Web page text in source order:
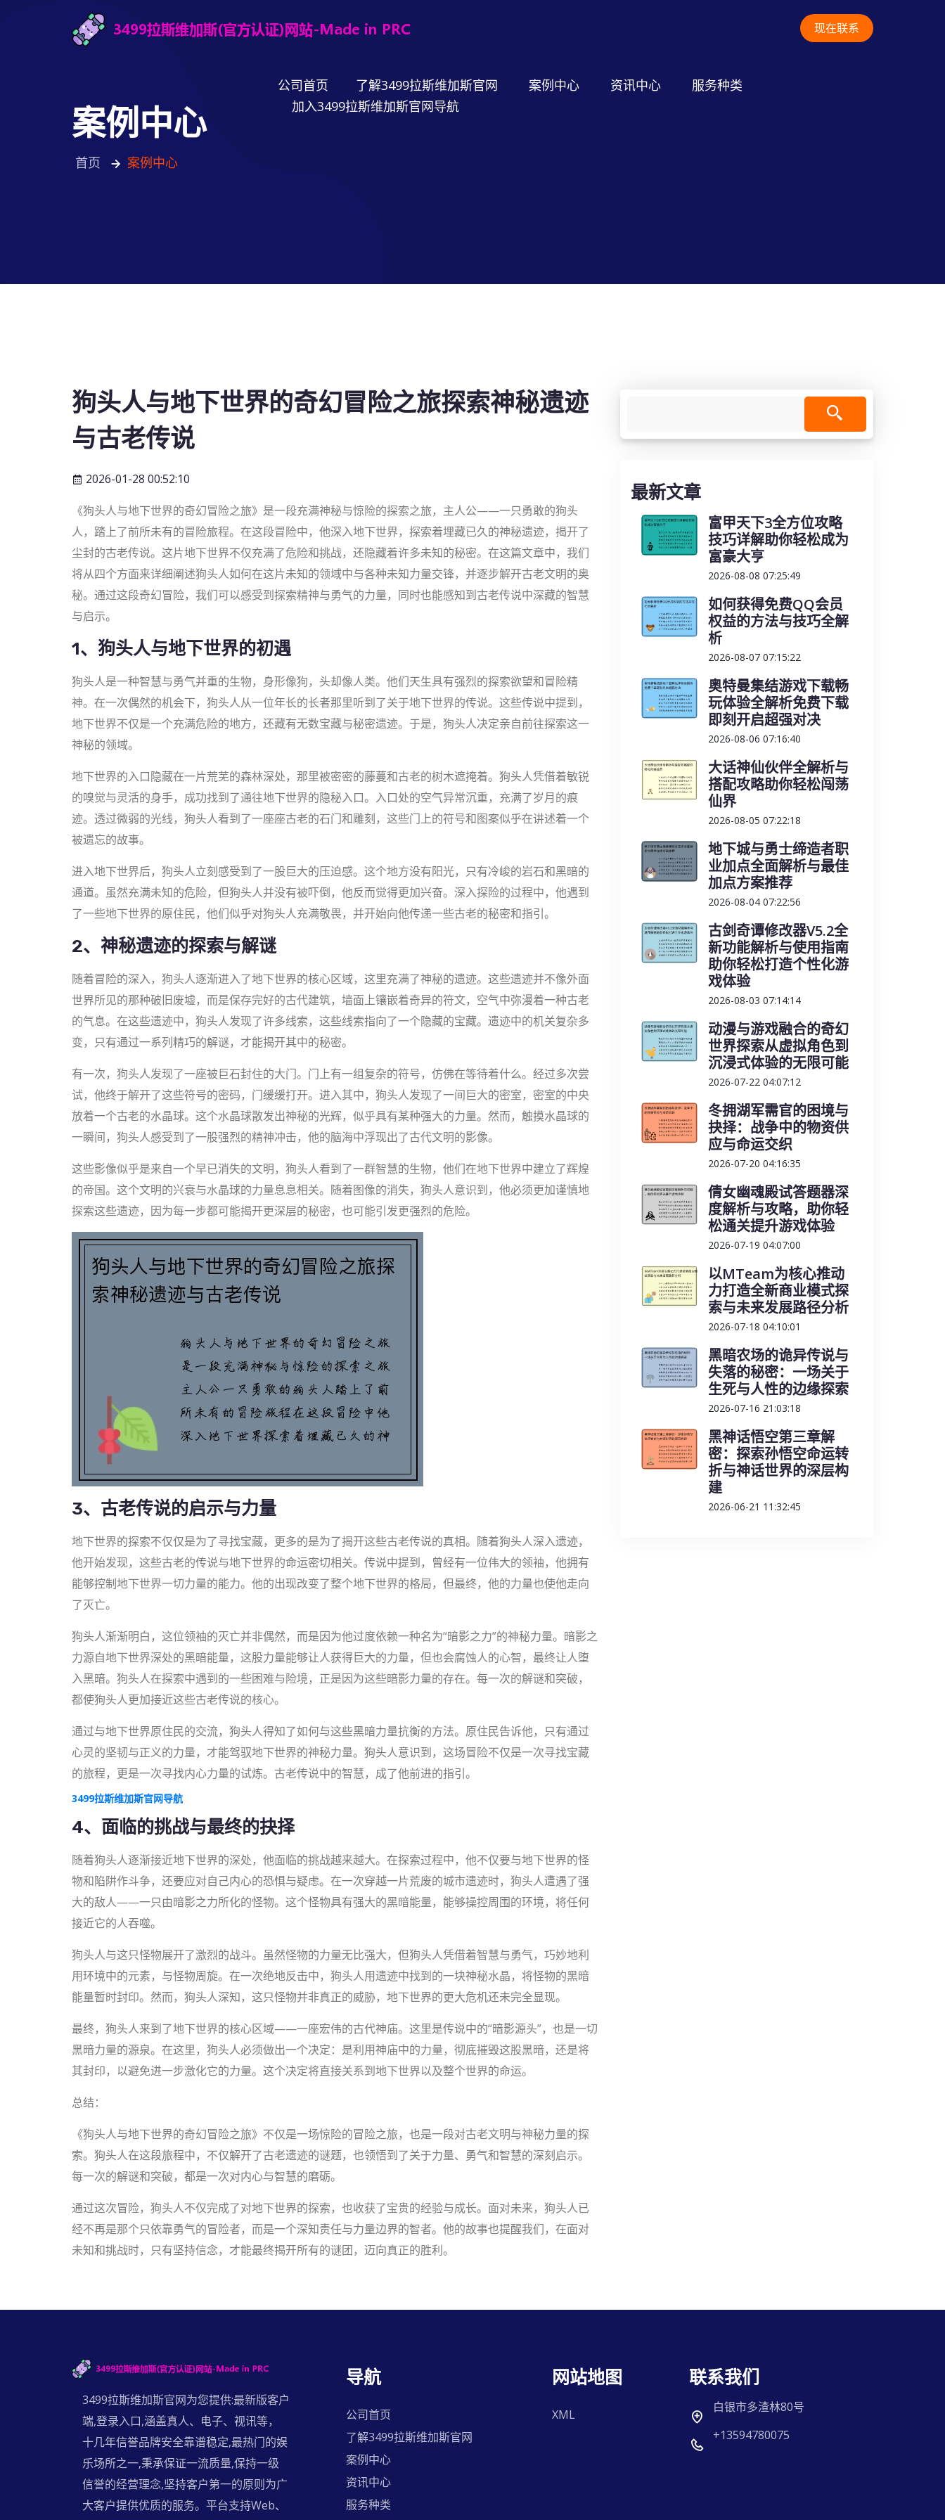
现在联系
公司首页 了解3499拉斯维加斯官网 案例中心 资讯中心
服务种类
加入3499拉斯维加斯官网导航
案例中心
首页 案例中心
狗头人与地下世界的奇幻冒险之旅探索神秘遗迹
与古老传说
2026-01-28 00:52:10
《狗头人与地下世界的奇幻冒险之旅》是一段充满神秘与惊险的探索之旅，主人公——一只勇敢的狗头
人，踏上了前所未有的冒险旅程。在这段冒险中，他深入地下世界，探索着埋藏已久的神秘遗迹，揭开了
尘封的古老传说。这片地下世界不仅充满了危险和挑战，还隐藏着许多未知的秘密。在这篇文章中，我们
将从四个方面来详细阐述狗头人如何在这片未知的领域中与各种未知力量交锋，并逐步解开古老文明的奥
秘。通过这段奇幻冒险，我们可以感受到探索精神与勇气的力量，同时也能感知到古老传说中深藏的智慧
与启示。
1、狗头人与地下世界的初遇
狗头人是一种智慧与勇气并重的生物，身形像狗，头却像人类。他们天生具有强烈的探索欲望和冒险精
神。在一次偶然的机会下，狗头人从一位年长的长者那里听到了关于地下世界的传说。这些传说中提到，
地下世界不仅是一个充满危险的地方，还藏有无数宝藏与秘密遗迹。于是，狗头人决定亲自前往探索这一
神秘的领域。
地下世界的入口隐藏在一片荒芜的森林深处，那里被密密的藤蔓和古老的树木遮掩着。狗头人凭借着敏锐
的嗅觉与灵活的身手，成功找到了通往地下世界的隐秘入口。入口处的空气异常沉重，充满了岁月的痕
迹。透过微弱的光线，狗头人看到了一座座古老的石门和雕刻，这些门上的符号和图案似乎在讲述着一个
被遗忘的故事。
进入地下世界后，狗头人立刻感受到了一股巨大的压迫感。这个地方没有阳光，只有冷峻的岩石和黑暗的
通道。虽然充满未知的危险，但狗头人并没有被吓倒，他反而觉得更加兴奋。深入探险的过程中，他遇到
了一些地下世界的原住民，他们似乎对狗头人充满敬畏，并开始向他传递一些古老的秘密和指引。
2、神秘遗迹的探索与解谜
随着冒险的深入，狗头人逐渐进入了地下世界的核心区域，这里充满了神秘的遗迹。这些遗迹并不像外面
世界所见的那种破旧废墟，而是保存完好的古代建筑，墙面上镶嵌着奇异的符文，空气中弥漫着一种古老
的气息。在这些遗迹中，狗头人发现了许多线索，这些线索指向了一个隐藏的宝藏。遗迹中的机关复杂多
变，只有通过一系列精巧的解谜，才能揭开其中的秘密。
有一次，狗头人发现了一座被巨石封住的大门。门上有一组复杂的符号，仿佛在等待着什么。经过多次尝
试，他终于解开了这些符号的密码，门缓缓打开。进入其中，狗头人发现了一间巨大的密室，密室的中央
放着一个古老的水晶球。这个水晶球散发出神秘的光辉，似乎具有某种强大的力量。然而，触摸水晶球的
一瞬间，狗头人感受到了一股强烈的精神冲击，他的脑海中浮现出了古代文明的影像。
这些影像似乎是来自一个早已消失的文明，狗头人看到了一群智慧的生物，他们在地下世界中建立了辉煌
的帝国。这个文明的兴衰与水晶球的力量息息相关。随着图像的消失，狗头人意识到，他必须更加谨慎地
探索这些遗迹，因为每一步都可能揭开更深层的秘密，也可能引发更强烈的危险。
3、古老传说的启示与力量
地下世界的探索不仅仅是为了寻找宝藏，更多的是为了揭开这些古老传说的真相。随着狗头人深入遗迹，
他开始发现，这些古老的传说与地下世界的命运密切相关。传说中提到，曾经有一位伟大的领袖，他拥有
能够控制地下世界一切力量的能力。他的出现改变了整个地下世界的格局，但最终，他的力量也使他走向
了灭亡。
狗头人渐渐明白，这位领袖的灭亡并非偶然，而是因为他过度依赖一种名为“暗影之力”的神秘力量。暗影之
力源自地下世界深处的黑暗能量，这股力量能够让人获得巨大的力量，但也会腐蚀人的心智，最终让人堕
入黑暗。狗头人在探索中遇到的一些困难与险境，正是因为这些暗影力量的存在。每一次的解谜和突破，
都使狗头人更加接近这些古老传说的核心。
通过与地下世界原住民的交流，狗头人得知了如何与这些黑暗力量抗衡的方法。原住民告诉他，只有通过
心灵的坚韧与正义的力量，才能驾驭地下世界的神秘力量。狗头人意识到，这场冒险不仅是一次寻找宝藏
的旅程，更是一次寻找内心力量的试炼。古老传说中的智慧，成了他前进的指引。
3499拉斯维加斯官网导航
4、面临的挑战与最终的抉择
随着狗头人逐渐接近地下世界的深处，他面临的挑战越来越大。在探索过程中，他不仅要与地下世界的怪
物和陷阱作斗争，还要应对自己内心的恐惧与疑虑。在一次穿越一片荒废的城市遗迹时，狗头人遭遇了强
大的敌人——一只由暗影之力所化的怪物。这个怪物具有强大的黑暗能量，能够操控周围的环境，将任何
接近它的人吞噬。
狗头人与这只怪物展开了激烈的战斗。虽然怪物的力量无比强大，但狗头人凭借着智慧与勇气，巧妙地利
用环境中的元素，与怪物周旋。在一次绝地反击中，狗头人用遗迹中找到的一块神秘水晶，将怪物的黑暗
能量暂时封印。然而，狗头人深知，这只怪物并非真正的威胁，地下世界的更大危机还未完全显现。
最终，狗头人来到了地下世界的核心区域——一座宏伟的古代神庙。这里是传说中的“暗影源头”，也是一切
黑暗力量的源泉。在这里，狗头人必须做出一个决定：是利用神庙中的力量，彻底摧毁这股黑暗，还是将
其封印，以避免进一步激化它的力量。这个决定将直接关系到地下世界以及整个世界的命运。
总结：
《狗头人与地下世界的奇幻冒险之旅》不仅是一场惊险的冒险之旅，也是一段对古老文明与神秘力量的探
索。狗头人在这段旅程中，不仅解开了古老遗迹的谜题，也领悟到了关于力量、勇气和智慧的深刻启示。
每一次的解谜和突破，都是一次对内心与智慧的磨砺。
通过这次冒险，狗头人不仅完成了对地下世界的探索，也收获了宝贵的经验与成长。面对未来，狗头人已
经不再是那个只依靠勇气的冒险者，而是一个深知责任与力量边界的智者。他的故事也提醒我们，在面对
未知和挑战时，只有坚持信念，才能最终揭开所有的谜团，迈向真正的胜利。
最新文章
富甲天下3全方位攻略
技巧详解助你轻松成为
富豪大亨
2026-08-08 07:25:49
如何获得免费QQ会员
权益的方法与技巧全解
析
2026-08-07 07:15:22
奥特曼集结游戏下载畅
玩体验全解析免费下载
即刻开启超强对决
2026-08-06 07:16:40
大话神仙伙伴全解析与
搭配攻略助你轻松闯荡
仙界
2026-08-05 07:22:18
地下城与勇士缔造者职
业加点全面解析与最佳
加点方案推荐
2026-08-04 07:22:56
古剑奇谭修改器V5.2全
新功能解析与使用指南
助你轻松打造个性化游
戏体验
2026-08-03 07:14:14
动漫与游戏融合的奇幻
世界探索从虚拟角色到
沉浸式体验的无限可能
2026-07-22 04:07:12
冬拥湖军需官的困境与
抉择：战争中的物资供
应与命运交织
2026-07-20 04:16:35
倩女幽魂殿试答题器深
度解析与攻略，助你轻
松通关提升游戏体验
2026-07-19 04:07:00
以MTeam为核心推动
力打造全新商业模式探
索与未来发展路径分析
2026-07-18 04:10:01
黑暗农场的诡异传说与
失落的秘密：一场关于
生死与人性的边缘探索
2026-07-16 21:03:18
黑神话悟空第三章解
密：探索孙悟空命运转
折与神话世界的深层构
建
2026-06-21 11:32:45
3499拉斯维加斯官网为您提供:最新版客户
端,登录入口,涵盖真人、电子、视讯等，
十几年信誉品牌安全靠谱稳定,最热门的娱
乐场所之一,秉承保证一流质量,保持一级
信誉的经营理念,坚持客户第一的原则为广
大客户提供优质的服务。平台支持Web、
导航
公司首页
了解3499拉斯维加斯官网
案例中心
资讯中心
服务种类
网站地图
XML
联系我们
白银市多渣林80号
+13594780075